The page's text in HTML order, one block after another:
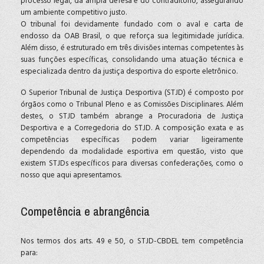
um ambiente competitivo justo.
O tribunal foi devidamente fundado com o aval e carta de
endosso da OAB Brasil, o que reforça sua legitimidade jurídica.
Além disso, é estruturado em três divisões internas competentes às
suas funções específicas, consolidando uma atuação técnica e
especializada dentro da justiça desportiva do esporte eletrônico.
O Superior Tribunal de Justiça Desportiva (STJD) é composto por
órgãos como o Tribunal Pleno e as Comissões Disciplinares. Além
destes, o STJD também abrange a Procuradoria de Justiça
Desportiva e a Corregedoria do STJD. A composição exata e as
competências específicas podem variar ligeiramente
dependendo da modalidade esportiva em questão, visto que
existem STJDs específicos para diversas confederações, como o
nosso que aqui apresentamos.
Competência e abrangência
Nos termos dos arts. 49 e 50, o STJD-CBDEL tem competência
para: